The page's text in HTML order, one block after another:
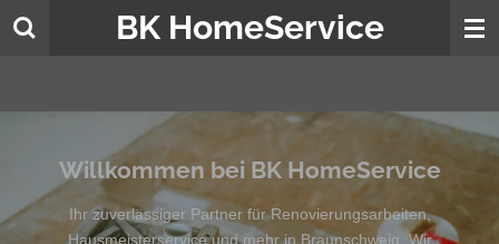
Zum
BK HomeService
Willkommen bei BK HomeService
Ihr zuverlässiger Partner für Renovierungsarbeiten,
Hausmeisterservice und mehr in Braunschweig. Wir